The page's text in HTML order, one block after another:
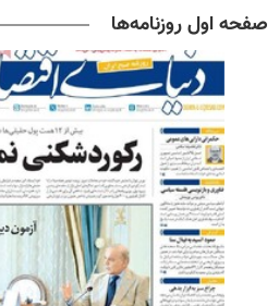
صفحه اول روزنامه‌ها